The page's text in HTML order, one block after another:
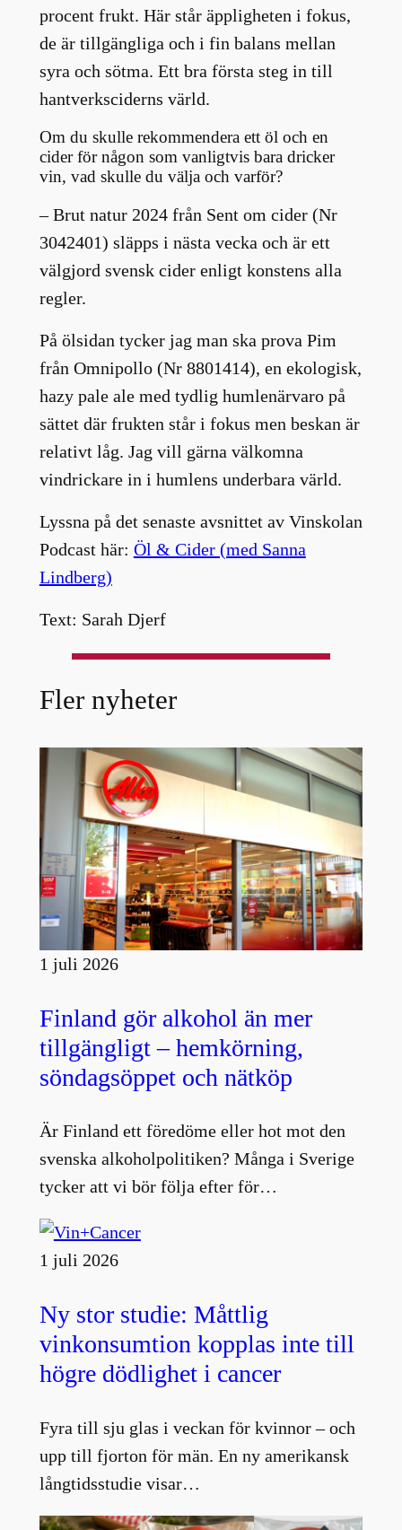
procent frukt. Här står äppligheten i fokus,
de är tillgängliga och i fin balans mellan
syra och sötma. Ett bra första steg in till
hantverksciderns värld.
Om du skulle rekommendera ett öl och en
cider för någon som vanligtvis bara dricker
vin, vad skulle du välja och varför?
– Brut natur 2024 från Sent om cider (Nr
3042401) släpps i nästa vecka och är ett
välgjord svensk cider enligt konstens alla
regler.
På ölsidan tycker jag man ska prova Pim
från Omnipollo (Nr 8801414), en ekologisk,
hazy pale ale med tydlig humlenärvaro på
sättet där frukten står i fokus men beskan är
relativt låg. Jag vill gärna välkomna
vindrickare in i humlens underbara värld.
Lyssna på det senaste avsnittet av Vinskolan
Podcast här: Öl & Cider (med Sanna
Lindberg)
Text: Sarah Djerf
Fler nyheter
1 juli 2026
Finland gör alkohol än mer
tillgängligt – hemkörning,
söndagsöppet och nätköp
Är Finland ett föredöme eller hot mot den
svenska alkoholpolitiken? Många i Sverige
tycker att vi bör följa efter för…
1 juli 2026
Ny stor studie: Måttlig
vinkonsumtion kopplas inte till
högre dödlighet i cancer
Fyra till sju glas i veckan för kvinnor – och
upp till fjorton för män. En ny amerikansk
långtidsstudie visar…